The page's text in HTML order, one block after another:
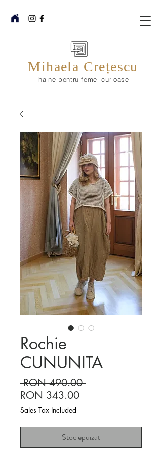
Mihaela Crețescu
haine pentru femei curioase
Rochie
CUNUNITA
RON 490.00 Regular
RON 343.00Sale
Sales Tax Included
Stoc epuizat